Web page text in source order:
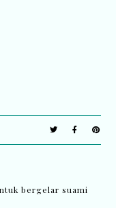
bergelar suami